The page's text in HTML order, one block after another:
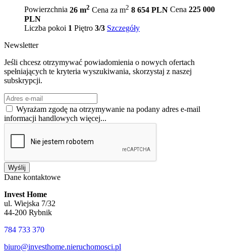
Powierzchnia 26 m2 Cena za m2 8 654 PLN Cena 225 000
PLN
Liczba pokoi 1 Piętro 3/3 Szczegóły
Newsletter
Jeśli chcesz otrzymywać powiadomienia o nowych ofertach
spełniających te kryteria wyszukiwania, skorzystaj z naszej
subskrypcji.
Wyrażam zgodę na otrzymywanie na podany adres e-mail
informacji handlowych więcej...
Wyślij
Dane kontaktowe
Invest Home
ul. Wiejska 7/32
44-200 Rybnik
784 733 370
biuro@investhome.nieruchomosci.pl